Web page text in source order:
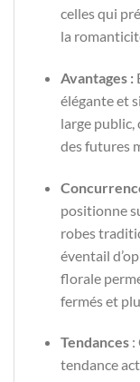
celles qui
la
Avantages :
élégante et
large public,
des futures
positionne
robes
éventail
florale
fermés et
Tendances:
tendance